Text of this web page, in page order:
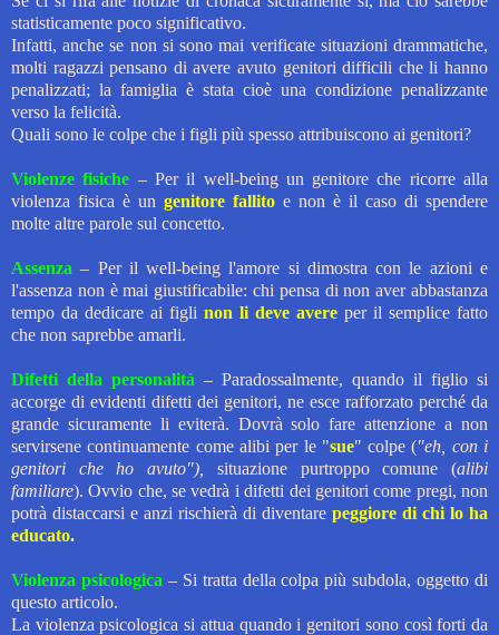
statisticamente poco significativo.
Infatti, anche se non si sono mai verificate situazioni drammatiche,
molti ragazzi pensano di avere avuto genitori difficili che li hanno
penalizzati; la famiglia è stata cioè una condizione penalizzante
verso la felicità.
Quali sono le colpe che i figli più spesso attribuiscono ai genitori?
Violenze fisiche – Per il well-being un genitore che ricorre alla
violenza fisica è un genitore fallito e non è il caso di spendere
molte altre parole sul concetto.
Assenza – Per il well-being l'amore si dimostra con le azioni e
l'assenza non è mai giustificabile: chi pensa di non aver abbastanza
tempo da dedicare ai figli non li deve avere per il semplice fatto
che non saprebbe amarli.
Difetti della personalità – Paradossalmente, quando il figlio si
accorge di evidenti difetti dei genitori, ne esce rafforzato perché da
grande sicuramente li eviterà. Dovrà solo fare attenzione a non
servirsene continuamente come alibi per le "sue" colpe ("eh, con i
genitori che ho avuto"), situazione purtroppo comune (alibi
familiare). Ovvio che, se vedrà i difetti dei genitori come pregi, non
potrà distaccarsi e anzi rischierà di diventare peggiore di chi lo ha
educato.
Violenza psicologica – Si tratta della colpa più subdola, oggetto di
questo articolo.
La violenza psicologica si attua quando i genitori sono così forti da